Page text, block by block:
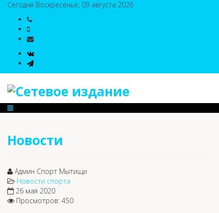
Сегодня Воскресенье, 09 августа 2026
Новости
Админ Спорт Мытищи
Новости спорта
26 мая 2020
Просмотров: 450